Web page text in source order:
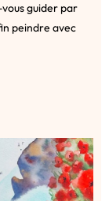
guider par
peindre avec